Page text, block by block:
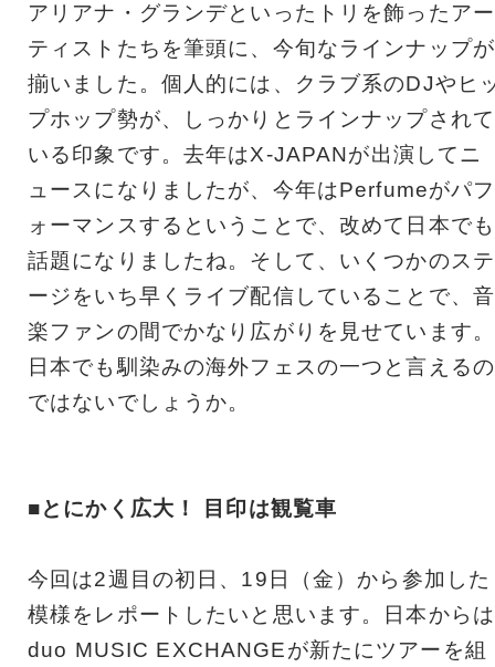
アリアナ・グランデといったトリを飾ったアー
ティストたちを筆頭に、今旬なラインナップが
揃いました。個人的には、クラブ系のDJやヒ
プホップ勢が、しっかりとラインナップされて
いる印象です。去年はX-JAPANが出演してニ
ュースになりましたが、今年はPerfumeがパフ
ォーマンスするということで、改めて日本でも
話題になりましたね。そして、いくつかのステ
ージをいち早くライブ配信していることで、音
楽ファンの間でかなり広がりを見せています。
日本でも馴染みの海外フェスの一つと言えるの
ではないでしょうか。
■とにかく広大！ 目印は観覧車
今回は2週目の初日、19日（金）から参加した
模様をレポートしたいと思います。日本からは
duo MUSIC EXCHANGEが新たにツアーを組